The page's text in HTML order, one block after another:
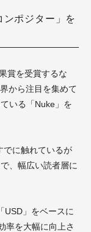
ンポジター」を
賞を受賞するな
から注目を集めて
いる「Nuke」を
でに触れているが
、幅広い読者層に
USD」をベースに
率を大幅に向上さ